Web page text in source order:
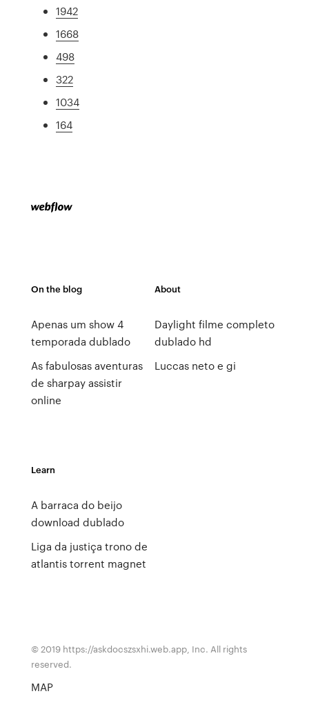
1942
1668
498
322
1034
164
On the blog
Apenas um show 4
temporada dublado
As fabulosas aventuras
de sharpay assistir
online
About
Daylight filme completo
dublado hd
Luccas neto e gi
Learn
A barraca do beijo
download dublado
Liga da justiça trono de
atlantis torrent magnet
© 2019 https://askdocszsxhi.web.app, Inc. All rights
reserved.
MAP